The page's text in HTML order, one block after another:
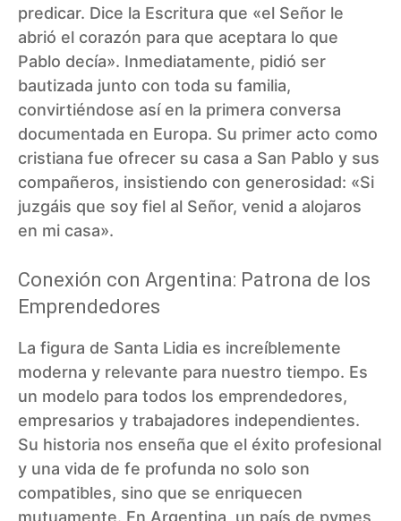
predicar. Dice la Escritura que «el Señor le
abrió el corazón para que aceptara lo que
Pablo decía». Inmediatamente, pidió ser
bautizada junto con toda su familia,
convirtiéndose así en la primera conversa
documentada en Europa. Su primer acto como
cristiana fue ofrecer su casa a San Pablo y sus
compañeros, insistiendo con generosidad: «Si
juzgáis que soy fiel al Señor, venid a alojaros
en mi casa».
Conexión con Argentina: Patrona de los
Emprendedores
La figura de Santa Lidia es increíblemente
moderna y relevante para nuestro tiempo. Es
un modelo para todos los emprendedores,
empresarios y trabajadores independientes.
Su historia nos enseña que el éxito profesional
y una vida de fe profunda no solo son
compatibles, sino que se enriquecen